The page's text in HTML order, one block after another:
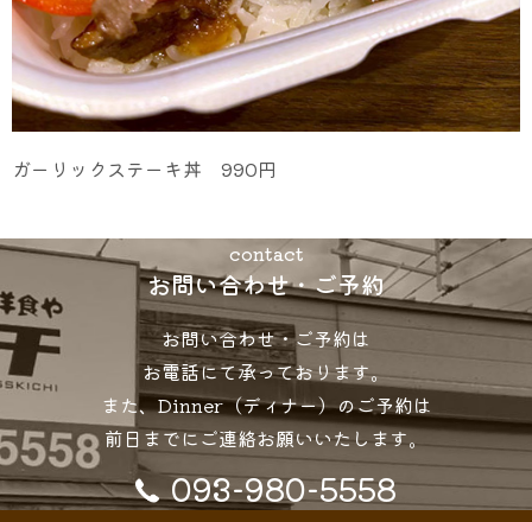
ガーリックステーキ丼 990円
contact
お問い合わせ・ご予約
お問い合わせ・ご予約は
お電話にて承っております。
また、Dinner（ディナー）のご予約は
前日までにご連絡お願いいたします。
093-980-5558